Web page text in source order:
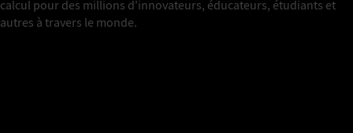
calcul pour des millions d'innovateurs, éducateurs, étudiants et
autres à travers le monde.